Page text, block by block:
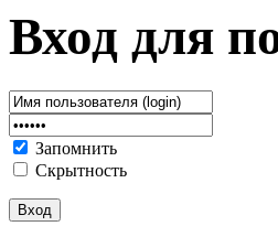
Вход для
Запомнить
Скрытность